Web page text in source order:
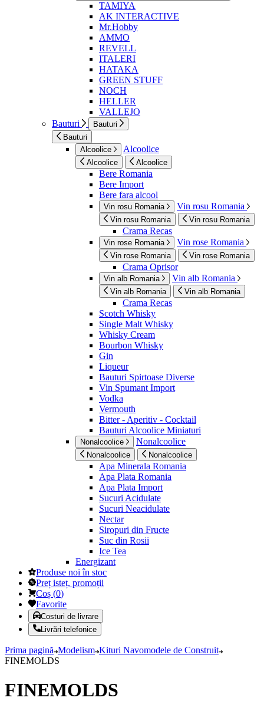
TAMIYA
AK INTERACTIVE
Mr.Hobby
AMMO
REVELL
ITALERI
HATAKA
GREEN STUFF
NOCH
HELLER
VALLEJO
Bauturi
Bauturi
Bauturi
Alcoolice
Alcoolice
Alcoolice Alcoolice
Bere Romania
Bere Import
Bere fara alcool
Vin rosu Romania Vin rosu Romania
Vin rosu Romania Vin rosu Romania
Crama Recas
Vin rose Romania Vin rose Romania
Vin rose Romania Vin rose Romania
Crama Oprisor
Vin alb Romania Vin alb Romania
Vin alb Romania Vin alb Romania
Crama Recas
Scotch Whisky
Single Malt Whisky
Whisky Cream
Bourbon Whisky
Gin
Liqueur
Bauturi Spirtoase Diverse
Vin Spumant Import
Vodka
Vermouth
Bitter - Aperitiv - Cocktail
Bauturi Alcoolice Miniaturi
Nonalcoolice Nonalcoolice
Nonalcoolice Nonalcoolice
Apa Minerala Romania
Apa Plata Romania
Apa Plata Import
Sucuri Acidulate
Sucuri Neacidulate
Nectar
Siropuri din Fructe
Suc din Rosii
Ice Tea
Energizant
Produse noi în stoc
Preț isteț, promoții
Coș (0)
Favorite
Costuri de livrare
Livrări telefonice
Prima pagină Modelism Kituri Navomodele de Construit
FINEMOLDS
FINEMOLDS